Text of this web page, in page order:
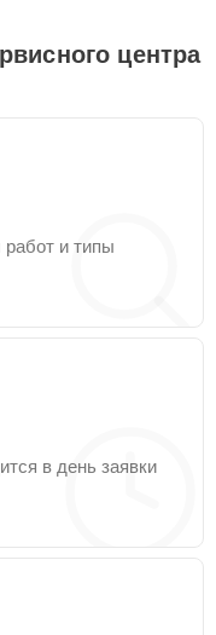
центра
и типы
в день заявки